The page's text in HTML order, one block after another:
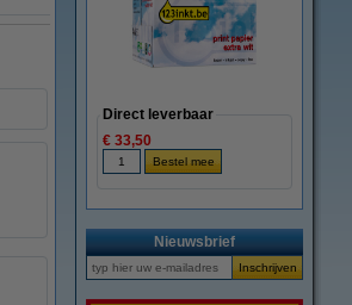
Direct leverbaar
€ 33,50
Nieuwsbrief